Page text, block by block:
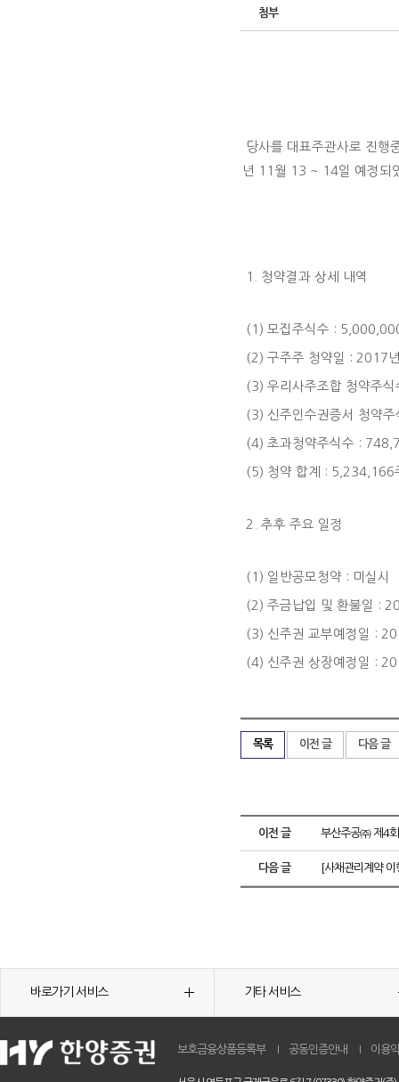
첨부
당사를 대표주관사로 진행
년 11월 13 ~ 14일 예정되
1. 청약결과 상세 내역
(1) 모집주식수 :
(2) 구주주 청약일 : 2017
(3) 우리사주조합 청약주
(3) 신주인수권증서 청약
(4) 초과청약주식수 :
(5) 청약 합계 :
2. 추후 주요 일정
(1) 일반공모청약 : 미실시
(2) 주금납입 및 환불일 :
(3) 신주권 교부예정일 :
(4) 신주권 상장예정일 :
목록 이전 글 다음 글
이전 글 부산주공㈜ 제4
다음 글 [사채관리계약
바로가기 서비스 기타 서비스
보호금융상품등록부 공동인증안내 이용